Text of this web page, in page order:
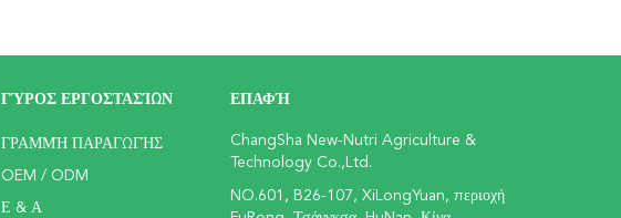
ΓΎΡΟΣ ΕΡΓΟΣΤΑΣΊΩΝ
ΓΡΑΜΜΉ ΠΑΡΑΓΩΓΉΣ
OEM / ODM
Ε & Α
ΕΠΑΦΉ
ChangSha New-Nutri Agriculture &
Technology Co.,Ltd.
NO.601, B26-107, XiLongYuan, περιοχή